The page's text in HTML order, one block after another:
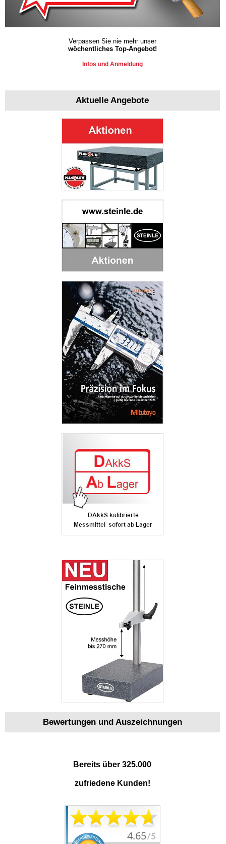
Verpassen Sie nie mehr unser
wöchentliches Top-Angebot!
Infos und Anmeldung
Aktuelle Angebote
Bewertungen und Auszeichnungen
Bereits über 325.000
zufriedene Kunden!